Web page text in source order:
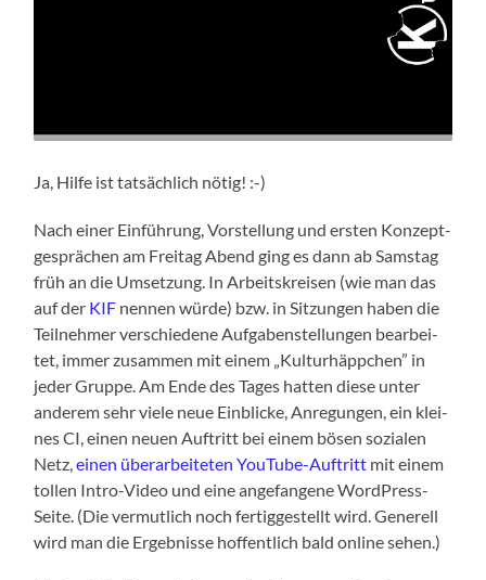
Ja, Hil­fe ist tat­säch­lich nötig! :-)
Nach einer Ein­füh­rung, Vor­stel­lung und ers­ten Kon­zept­
ge­sprä­chen am Frei­tag Abend ging es dann ab Sams­tag
früh an die Umset­zung. In Arbeits­krei­sen (wie man das
auf der KIF nen­nen wür­de) bzw. in Sit­zun­gen haben die
Teil­neh­mer ver­schie­de­ne Auf­ga­ben­stel­lun­gen bear­bei­
tet, immer zusam­men mit einem „Kul­tur­häpp­chen” in
jeder Grup­pe. Am Ende des Tages hat­ten die­se unter
ande­rem sehr vie­le neue Ein­bli­cke, Anre­gun­gen, ein klei­
nes CI, einen neu­en Auf­tritt bei einem bösen sozia­len
Netz,einen über­ar­bei­te­ten You­Tube-Auf­tritt mit einem
tol­len Intro-Video und eine ange­fan­ge­ne Word­Press-
Sei­te. (Die ver­mut­lich noch fer­tig­ge­stellt wird. Gene­rell
wird man die Ergeb­nis­se hof­fent­lich bald online sehen.)